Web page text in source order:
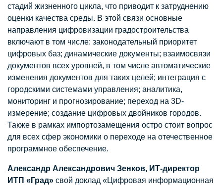
стадий жизненного цикла, что приводит к затруднению
оценки качества среды. В этой связи основные
направления цифровизации градостроительства
включают в том числе: законодательный приоритет
цифровых баз; динамические документы; взаимосвязи
документов всех уровней, в том числе автоматические
изменения документов для таких целей; интеграция с
городскими системами управления; аналитика,
мониторинг и прогнозирование; переход на 3D-
измерение; создание цифровых двойников городов.
Также в рамках импортозамещения остро стоит вопрос
для всех сфер экономики о переходе на отечественное
программное обеспечение.
Александр Александрович Зенков, ИТ-директор
ИТП «Град» свой доклад «Цифровая информационная